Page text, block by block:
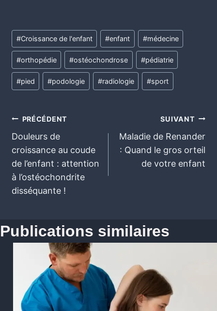
#Croissance de l'enfant #enfant #médecine
#orthopédie #ostéochondrose #pédiatrie
#pied #podologie #radiologie #sport
PRÉCÉDENT
Douleurs de
croissance au coude
de l’enfant : attention
à l’ostéochondrite
disséquante !
SUIVANT
Maladie de Renander
: Quand le gros orteil
de votre enfant
Publications similaires